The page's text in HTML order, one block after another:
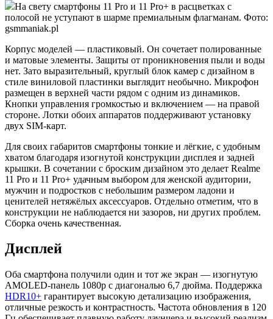
На свету смартфоны 11 Pro и 11 Pro+ в расцветках с
полосой не уступают в шарме премиальным флагманам. Фото:
gsmmaniak.pl
Корпус моделей — пластиковый. Он сочетает полированные
и матовые элементы. Защиты от проникновения пыли и воды
нет. Зато выразительный, круглый блок камер с дизайном в
стиле виниловой пластинки выглядит необычно. Микрофон
размещен в верхней части рядом с одним из динамиков.
Кнопки управления громкостью и включением — на правой
стороне. Лотки обоих аппаратов поддерживают установку
двух SIM-карт.
Для своих габаритов смартфоны тонкие и лёгкие, с удобным
хватом благодаря изогнутой конструкции дисплея и задней
крышки. В сочетании с броским дизайном это делает Realme
11 Pro и 11 Pro+ удачным выбором для женской аудитории,
мужчин и подростков с небольшим размером ладони и
ценителей нетяжёлых аксессуаров. Отдельно отметим, что в
конструкции не наблюдается ни зазоров, ни других проблем.
Сборка очень качественная.
Дисплей
Оба смартфона получили один и тот же экран — изогнутую
AMOLED-панель 1080p с диагональю 6,7 дюйма. Поддержка
HDR10+ гарантирует высокую детализацию изображения,
отличные резкость и контрастность. Частота обновления в 120